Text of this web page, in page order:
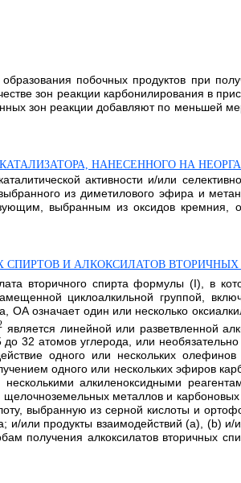
побочных продуктов при
зон реакции карбонилирования в
зон реакции добавляют по меньшей
НАНЕСЕННОГО НА
активности и/или
из диметилового эфира и
выбранным из оксидов кремния,
И АЛКОКСИЛАТОВ ВТОРИЧНЫХ
вторичного спирта формулы (I), в
циклоалкильной группой,
означает один или несколько
является линейной или разветвленной
32 атомов углерода, или
одного или нескольких
одного или нескольких эфиров
алкиленоксидными
металлов и
выбранную из серной кислоты и
или продукты взаимодействий (a), (b)
получения алкоксилатов вторичных